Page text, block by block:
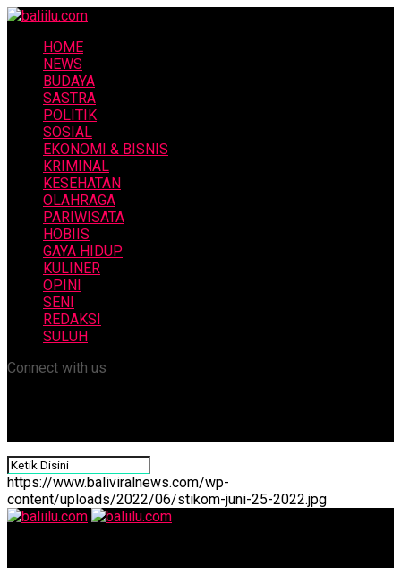
HOME
NEWS
BUDAYA
SASTRA
POLITIK
SOSIAL
EKONOMI & BISNIS
KRIMINAL
KESEHATAN
OLAHRAGA
PARIWISATA
HOBIIS
GAYA HIDUP
KULINER
OPINI
SENI
REDAKSI
SULUH
Connect with us
https://www.baliviralnews.com/wp-
content/uploads/2022/06/stikom-juni-25-2022.jpg